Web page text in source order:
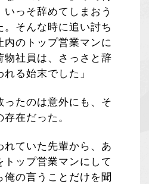
っそ辞めてしまおう
。そんな時に追い討ち
内のトップ営業マンに
物社員は、さっさと辞
る始末でした」
ったのは意外にも、そ
在だった。
れていた先輩から、あ
トップ営業マンにして
の言うことだけを聞